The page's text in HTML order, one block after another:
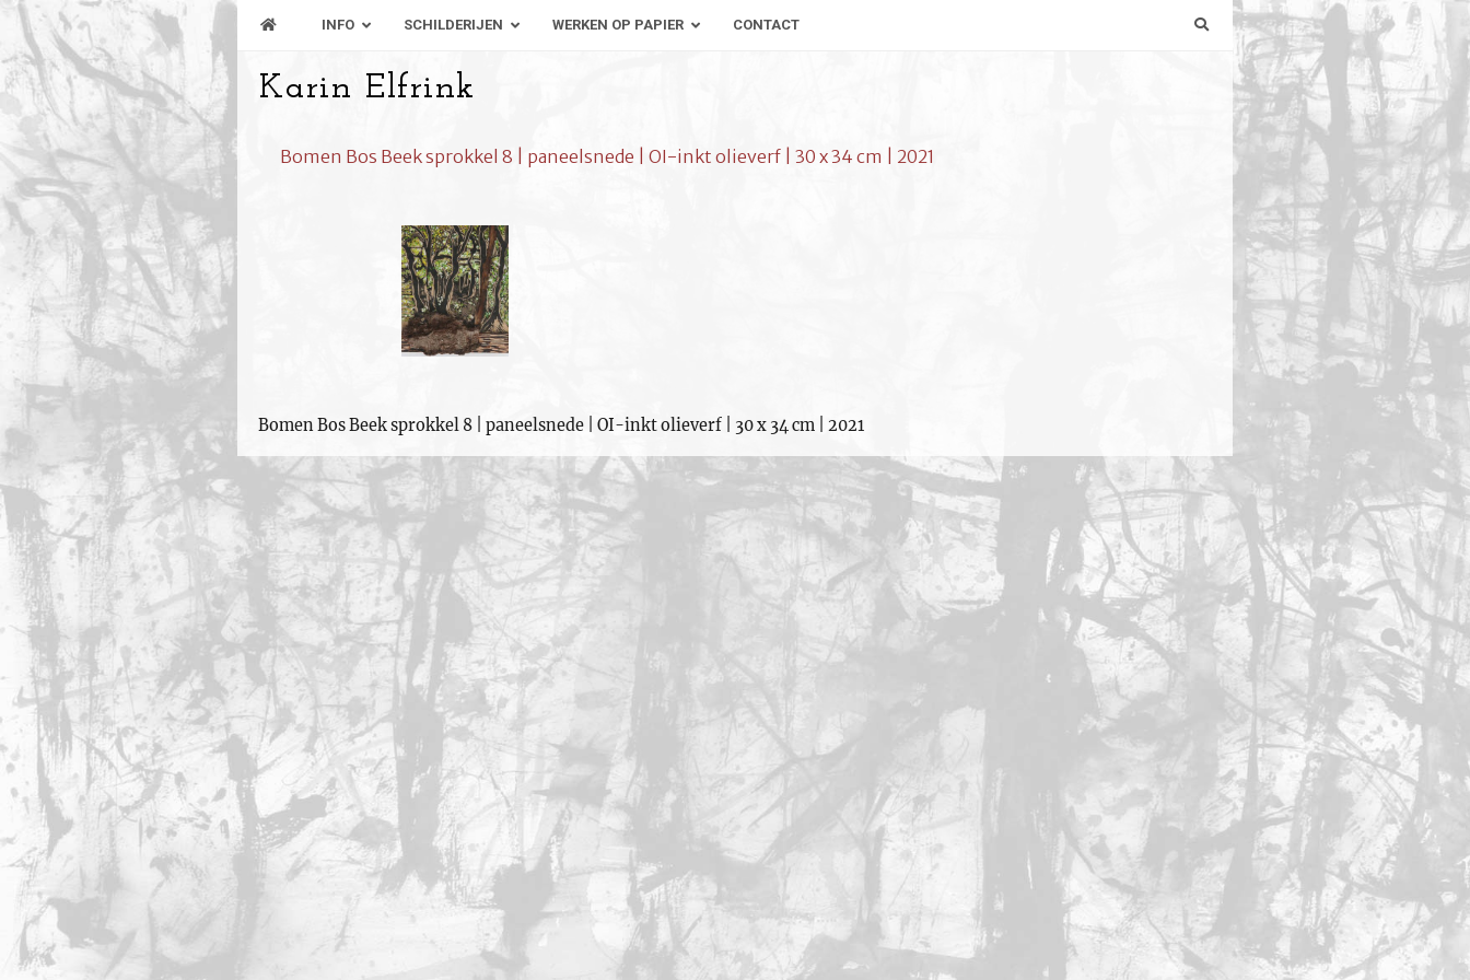
INFO SCHILDERIJEN WERKEN OP PAPIER CONTACT
Karin Elfrink
Bomen Bos Beek sprokkel 8 | paneelsnede | OI-inkt olieverf | 30 x 34 cm | 2021
Bomen Bos Beek sprokkel 8 | paneelsnede | OI-inkt olieverf | 30 x 34 cm | 2021